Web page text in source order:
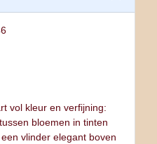
vol kleur en verfijning:
bloemen in tinten
vlinder elegant boven